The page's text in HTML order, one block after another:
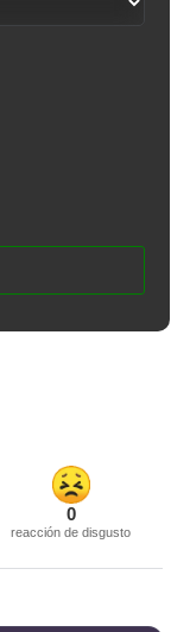
0
reacción de disgusto